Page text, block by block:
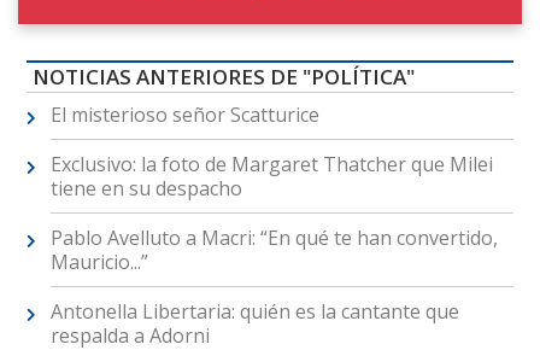
NOTICIAS ANTERIORES DE "POLÍTICA"
El misterioso señor Scatturice
Exclusivo: la foto de Margaret Thatcher que Milei
tiene en su despacho
Pablo Avelluto a Macri: “En qué te han convertido,
Mauricio...”
Antonella Libertaria: quién es la cantante que
respalda a Adorni